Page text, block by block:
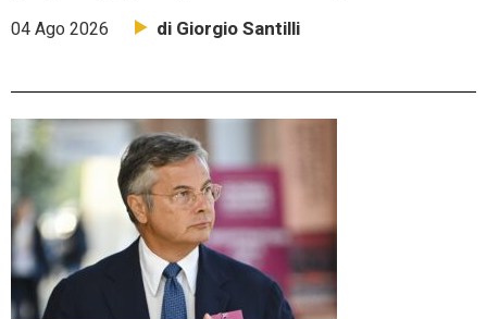
04 Ago 2026 di Giorgio Santilli